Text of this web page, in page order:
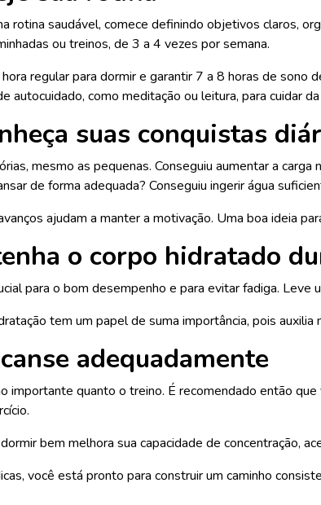
rotina saudável, comece definindo objetivos claros,
ou treinos, de 3 a 4 vezes por semana.
regular para dormir e garantir 7 a 8 horas de
autocuidado, como meditação ou leitura, para cuidar
suas conquistas
mesmo as pequenas. Conseguiu aumentar a
de forma adequada? Conseguiu ingerir água
ajudam a manter a motivação. Uma boa ideia
o corpo hidratado
para o bom desempenho e para evitar fadiga.
tem um papel de suma importância, pois
adequadamente
importante quanto o treino. É recomendado então
bem melhora sua capacidade de concentração,
você está pronto para construir um caminho